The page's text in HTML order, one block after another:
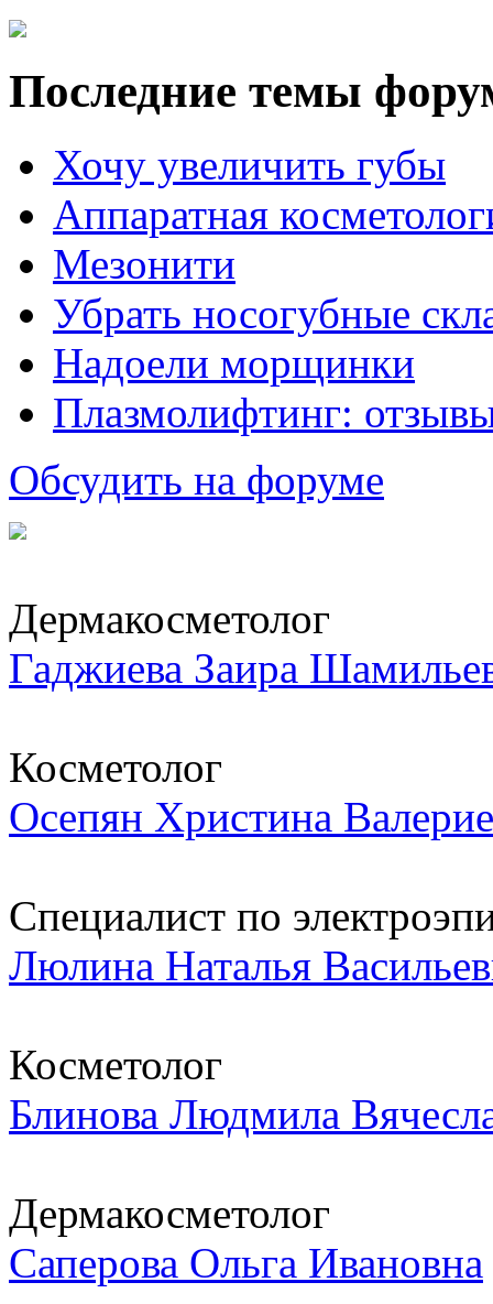
Последние темы
Хочу увеличить губы
Аппаратная
Мезонити
Убрать носогубные
Надоели морщинки
Плазмолифтинг:
Обсудить на форуме
Дермакосметолог
Гаджиева Заира
Косметолог
Осепян Христина
Специалист по
Люлина Наталья
Косметолог
Блинова Людмила
Дермакосметолог
Саперова Ольга Ивановна